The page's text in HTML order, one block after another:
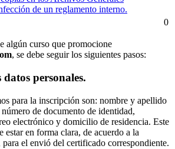
de un reglamento interno.
0
algún curso que promocione
, se debe seguir los siguientes pasos:
personales.
para la inscripción son: nombre y apellido
de documento de identidad,
electrónico y domicilio de residencia. Este
estar en forma clara, de acuerdo a la
el envió del certificado correspondiente.